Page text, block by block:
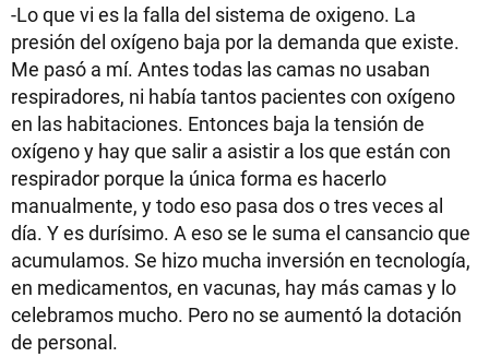
-Lo que vi es la falla del sistema de oxigeno. La
presión del oxígeno baja por la demanda que existe.
Me pasó a mí. Antes todas las camas no usaban
respiradores, ni había tantos pacientes con oxígeno
en las habitaciones. Entonces baja la tensión de
oxígeno y hay que salir a asistir a los que están con
respirador porque la única forma es hacerlo
manualmente, y todo eso pasa dos o tres veces al
día. Y es durísimo. A eso se le suma el cansancio que
acumulamos. Se hizo mucha inversión en tecnología,
en medicamentos, en vacunas, hay más camas y lo
celebramos mucho. Pero no se aumentó la dotación
de personal.